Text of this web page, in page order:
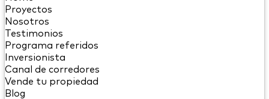
Proyectos
Nosotros
Testimonios
Programa referidos
Inversionista
Canal de corredores
Vende tu propiedad
Blog